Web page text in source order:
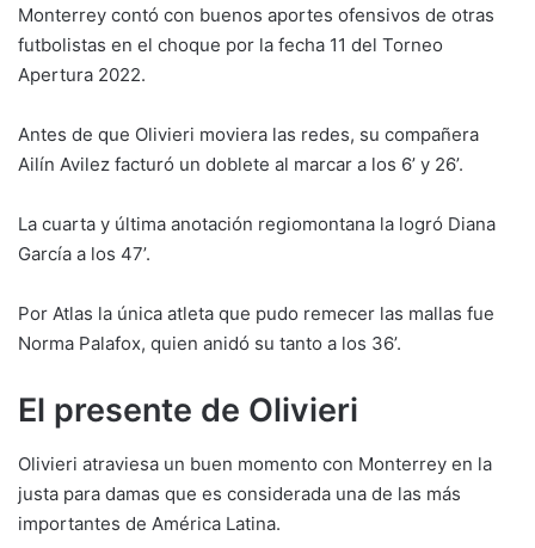
Monterrey contó con buenos aportes ofensivos de otras
futbolistas en el choque por la fecha 11 del Torneo
Apertura 2022.
Antes de que Olivieri moviera las redes, su compañera
Ailín Avilez facturó un doblete al marcar a los 6’ y 26’.
La cuarta y última anotación regiomontana la logró Diana
García a los 47’.
Por Atlas la única atleta que pudo remecer las mallas fue
Norma Palafox, quien anidó su tanto a los 36’.
El presente de Olivieri
Olivieri atraviesa un buen momento con Monterrey en la
justa para damas que es considerada una de las más
importantes de América Latina.